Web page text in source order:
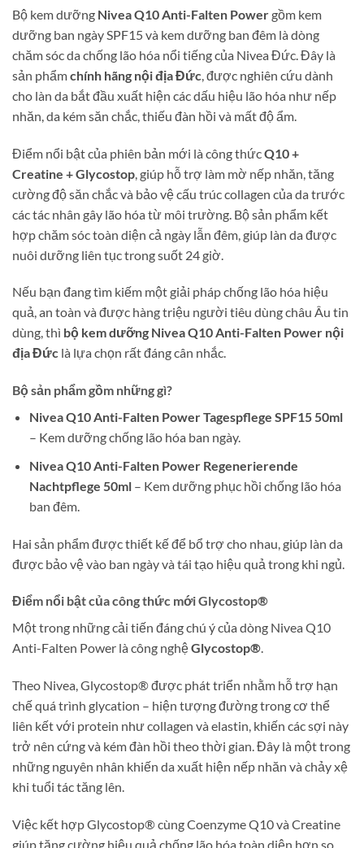
Bộ kem dưỡng Nivea Q10 Anti-Falten Powergồm kem
dưỡng ban ngày SPF15 và kem dưỡng ban đêm là dòng
chăm sóc da chống lão hóa nổi tiếng của Nivea Đức. Đây là
sản phẩmchính hãng nội địa Đức, được nghiên cứu dành
cho làn da bắt đầu xuất hiện các dấu hiệu lão hóa như nếp
nhăn, da kém săn chắc, thiếu đàn hồi và mất độ ẩm.
Điểm nổi bật của phiên bản mới là công thứcQ10 +
Creatine + Glycostop , giúp hỗ trợ làm mờ nếp nhăn, tăng
cường độ săn chắc và bảo vệ cấu trúc collagen của da trước
các tác nhân gây lão hóa từ môi trường. Bộ sản phẩm kết
hợp chăm sóc toàn diện cả ngày lẫn đêm, giúp làn da được
nuôi dưỡng liên tục trong suốt 24 giờ.
Nếu bạn đang tìm kiếm một giải pháp chống lão hóa hiệu
quả, an toàn và được hàng triệu người tiêu dùng châu Âu tin
dùng, thì bộ kem dưỡng Nivea Q10 Anti-Falten Power nội
địa Đức là lựa chọn rất đáng cân nhắc.
Bộ sản phẩm gồm những gì?
Nivea Q10 Anti-Falten Power Tagespflege SPF15 50ml
– Kem dưỡng chống lão hóa ban ngày.
Nivea Q10 Anti-Falten Power Regenerierende
Nachtpflege 50ml– Kem dưỡng phục hồi chống lão hóa
ban đêm.
Hai sản phẩm được thiết kế để bổ trợ cho nhau, giúp làn da
được bảo vệ vào ban ngày và tái tạo hiệu quả trong khi ngủ.
Điểm nổi bật của công thức mới Glycostop®
Một trong những cải tiến đáng chú ý của dòng Nivea Q10
Anti-Falten Power là công nghệGlycostop®.
Theo Nivea, Glycostop® được phát triển nhằm hỗ trợ hạn
chế quá trình glycation – hiện tượng đường trong cơ thể
liên kết với protein như collagen và elastin, khiến các sợi này
trở nên cứng và kém đàn hồi theo thời gian. Đây là một trong
những nguyên nhân khiến da xuất hiện nếp nhăn và chảy xệ
khi tuổi tác tăng lên.
Việc kết hợp Glycostop® cùng Coenzyme Q10 và Creatine
giúp tăng cường hiệu quả chống lão hóa toàn diện hơn so